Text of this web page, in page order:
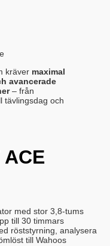
kräver maximal
avancerade
– från
tävlingsdag och
med stor 3,8-tums
till 30 timmars
röststyrning, analysera
till Wahoos